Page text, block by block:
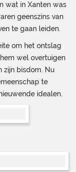
wat in Xanten was
geenszins van
te gaan leiden.
om het ontslag
wel overtuigen
zijn bisdom. Nu
te
idealen.